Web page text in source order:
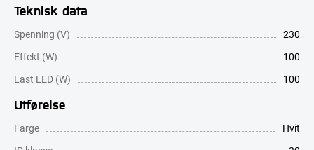
Teknisk data
Spenning (V)
230
Effekt (W)
100
Last LED (W)
100
Utførelse
Farge
Hvit